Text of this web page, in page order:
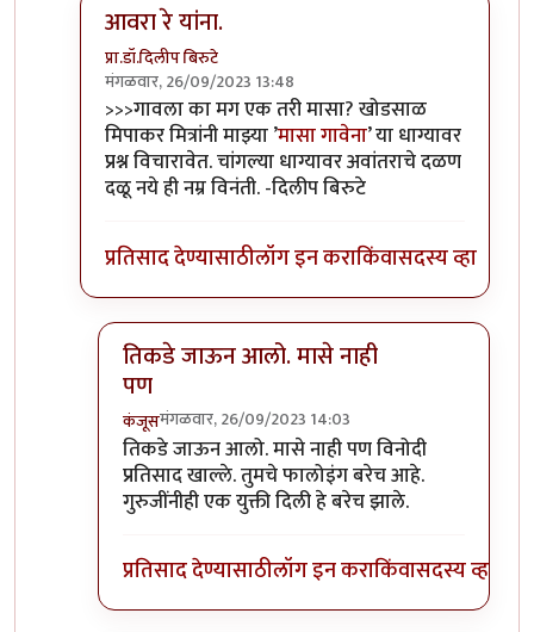
आवरा रे यांना.
प्रा.डॉ.दिलीप बिरुटे
मंगळवार, 26/09/2023 13:48
In reply toटपोरे गांडुळ आहेत, ही गांडुळंby
>>>गावला का मग एक तरी मासा? खोडसाळ
मिपाकर मित्रांनी माझ्या ’मासा गावेना’ या धाग्यावर
प्रश्न विचारावेत. चांगल्या धाग्यावर अवांतराचे दळण
दळू नये ही नम्र विनंती. -दिलीप बिरुटे
प्रतिसाद देण्यासाठीलॉग इन कराकिंवासदस्य व्हा
तिकडे जाऊन आलो. मासे नाही
पण
कंजूसमंगळवार, 26/09/2023 14:03
In reply toआवरा रे यांना.byप्रा.डॉ.दिलीप बिरुटे
तिकडे जाऊन आलो. मासे नाही पण विनोदी
प्रतिसाद खाल्ले. तुमचे फालोइंग बरेच आहे.
गुरुजींनीही एक युक्ती दिली हे बरेच झाले.
प्रतिसाद देण्यासाठीलॉग इन कराकिंवासदस्य व्हा